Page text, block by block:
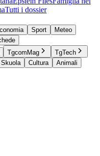
Tutti i dossier
Sport
Meteo
TgcomMag
TgTech
Skuola Cultura
Animali